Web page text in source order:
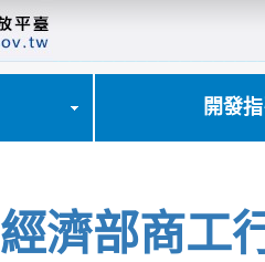
開發
經濟部商工